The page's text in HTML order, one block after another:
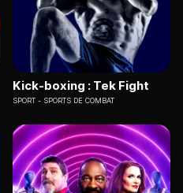
Kick-boxing : Tek Fight
SPORT SPORTS DE COMBAT